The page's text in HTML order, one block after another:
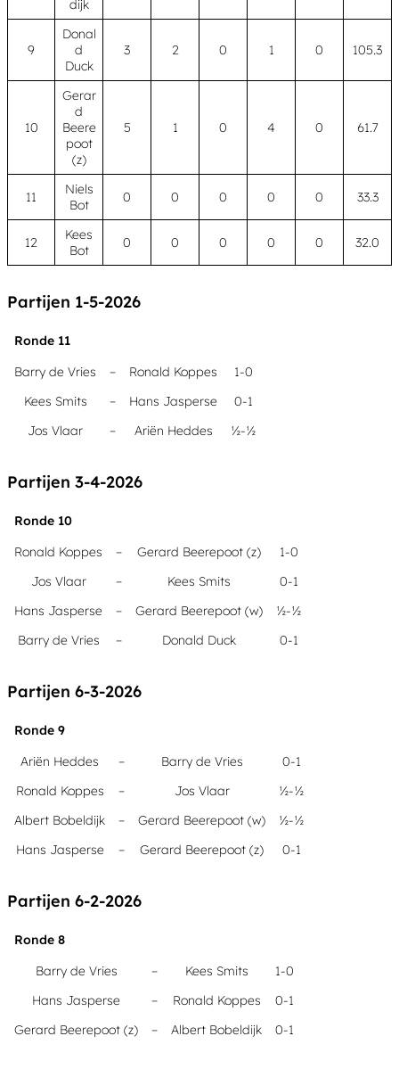
dijk
9
Donal
d
Duck
3 2 0 1 0 105.3
10
Gerar
d
Beere
poot
(z)
5 1 0 4 0 61.7
11
Niels
Bot
0 0 0 0 0 33.3
12
Kees
Bot
0 0 0 0 0 32.0
Partijen 1-5-2026
Ronde 11
Barry de Vries
– Ronald Koppes
1-0
Kees Smits
– Hans Jasperse
0-1
Jos Vlaar
– Ariën Heddes ½-½
Partijen 3-4-2026
Ronde 10
Ronald Koppes
– Gerard Beerepoot (z)
1-0
Jos Vlaar
– Kees Smits
0-1
Hans Jasperse
– Gerard Beerepoot (w)
½-½
Barry de Vries
– Donald Duck 0-1
Partijen 6-3-2026
Ronde 9
Ariën Heddes
– Barry de Vries
0-1
Ronald Koppes
– Jos Vlaar
½-½
Albert Bobeldijk
– Gerard Beerepoot (w)
½-½
Hans Jasperse
– Gerard Beerepoot (z) 0-1
Partijen 6-2-2026
Ronde 8
Barry de Vries
– Kees Smits
1-0
Hans Jasperse
– Ronald Koppes
0-1
Gerard Beerepoot (z)
– Albert Bobeldijk 0-1